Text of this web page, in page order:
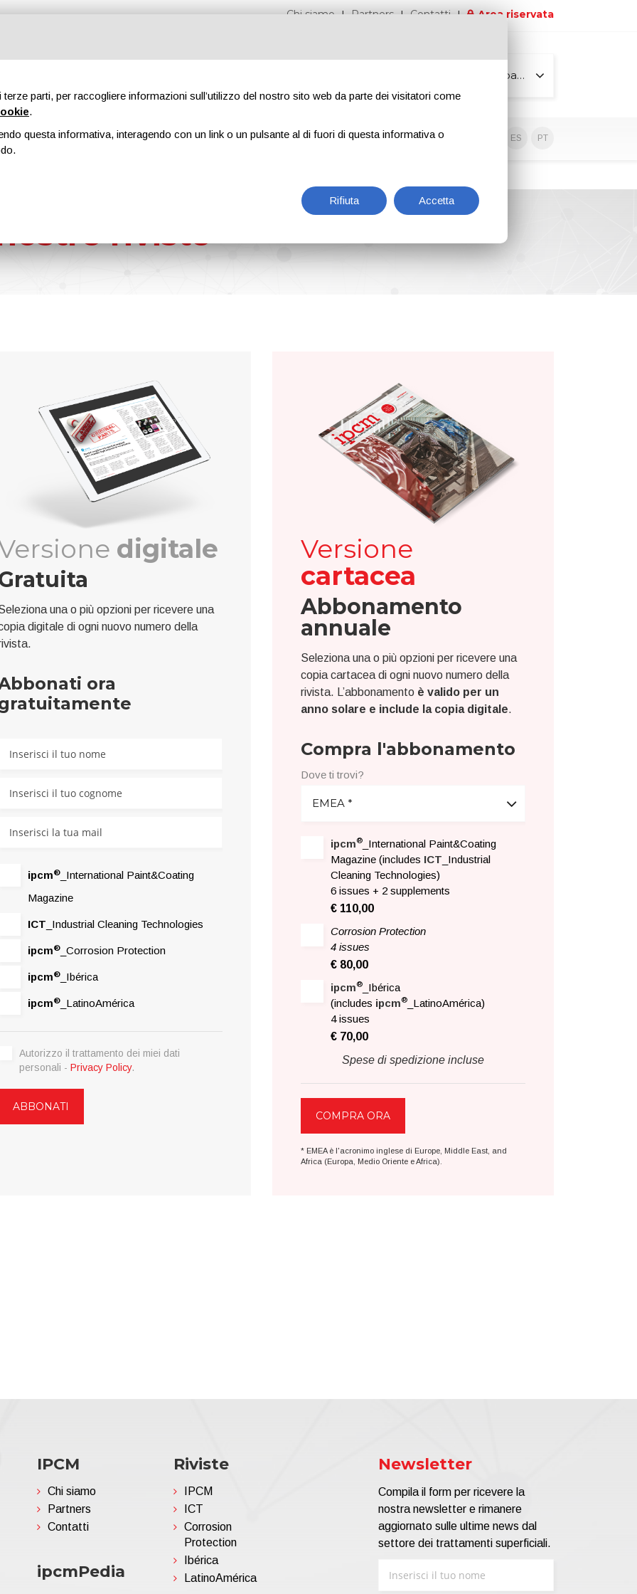
Chi siamo Partners Contatti Area riservata
Tutte le pagine
Formazione Riviste Pubblicità Blog Contenuti esclusivi EN ES PT
riviste
digitale
una o più opzioni per ricevere una
digitale di ogni nuovo numero della
ora
ipcm®_International Paint&Coating
Magazine
ICT _Industrial Cleaning Technologies
ipcm®_Corrosion Protection
ipcm®_Ibérica
ipcm®_LatinoAmérica
Autorizzo il trattamento dei miei dati
personali - Privacy Policy.
Versione
cartacea
Abbonamento
annuale
Seleziona una o più opzioni per ricevere una
copia cartacea di ogni nuovo numero della
rivista. L’abbonamento è valido per un
anno solare e include la copia digitale.
Compra l'abbonamento
Dove ti trovi?
EMEA *
ipcm®_International Paint&Coating
Magazine (includes ICT _Industrial
Cleaning Technologies)
6 issues + 2 supplements
€ 110,00
Corrosion Protection
4 issues
€ 80,00
ipcm®_Ibérica
(includes ipcm®_LatinoAmérica)
4 issues
€ 70,00
Spese di spedizione incluse
* EMEA è l'acronimo inglese di Europe, Middle East, and
Africa (Europa, Medio Oriente e Africa).
IPCM
Chi siamo
Partners
Contatti
ipcmPedia
Riviste
IPCM
ICT
Corrosion
Protection
Ibérica
LatinoAmérica
Newsletter
Compila il form per ricevere la
nostra newsletter e rimanere
aggiornato sulle ultime news dal
settore dei trattamenti superficiali.
parti, per raccogliere informazioni sull’utilizzo del nostro sito web da parte dei visitatori come
.
questa informativa, interagendo con un link o un pulsante al di fuori di questa informativa o
Rifiuta Accetta